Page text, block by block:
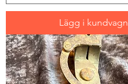
Lägg i kundvagn